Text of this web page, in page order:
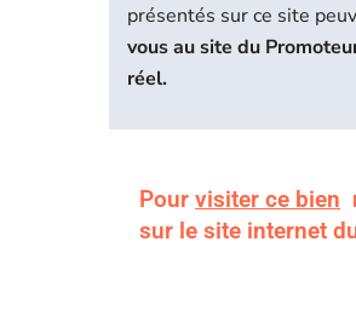
présentés sur ce site
vous au site du
réel.
Pour visiter ce bien
sur le site internet